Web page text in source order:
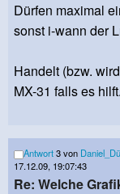
Dürfen maximal
sonst i-wann der
Handelt (bzw.
MX-31 falls es hilft.
Antwort3 von
17.12.09, 19:07:43
Re: Welche